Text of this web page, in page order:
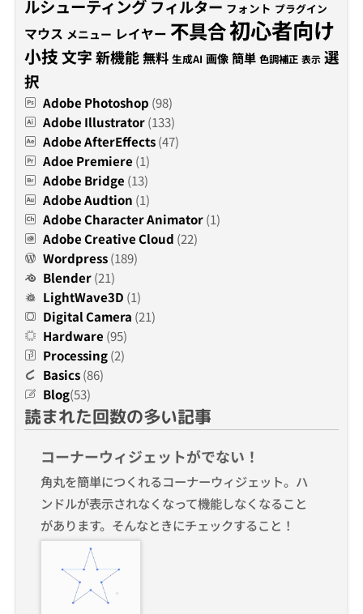
ルシューティング フィルター フォント プラグイン
マウス メニュー レイヤー 不具合初心者向け
小技文字新機能無料 生成AI 画像 簡単 色調補正 表示 選
択
Adobe Photoshop (98)
Adobe Illustrator(133)
Adobe AfterEffects(47)
Adoe Premiere (1)
Adobe Bridge (13)
Adobe Audtion (1)
Adobe Character Animator(1)
Adobe Creative Cloud (22)
Wordpress(189)
Blender(21)
LightWave3D (1)
Digital Camera (21)
Hardware (95)
Processing(2)
Basics(86)
Blog(53)
読まれた回数の多い記事
コーナーウィジェットがでない！
角丸を簡単につくれるコーナーウィジェット。ハ
ンドルが表示されなくなって機能しなくなること
があります。そんなときにチェックすること！